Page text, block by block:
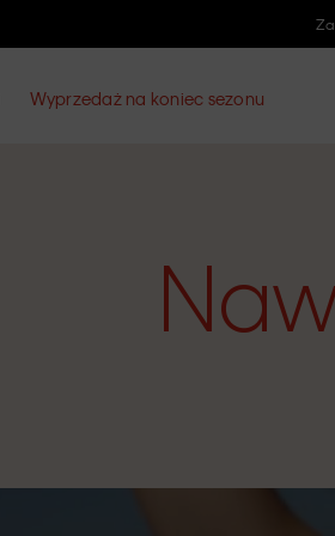
Wyprzedaż na koniec sezonu